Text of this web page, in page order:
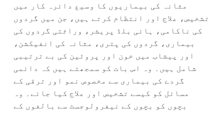
مثانہ کی بیماریوں کا وسیع دائرہ کار میں
تشخیص، علاج اور انتظام کرتے ہیں، جن میں گردوں
کی ناکامی، ہائی بلڈ پریشر، وراثتی گردوں کی
بیماری، گردوں کی پتری، مثانہ کی انفیکشن،
اور پیشاب میں خون اور پروٹین کی بے ترتیبی
شامل ہیں۔ وہ اس بات کو سمجھتے ہیں کہ دائمی
گردے کی بیماری سے مخصوص نمو اور ترقی کے
مسائل کو کیسے تشخیص اور علاج کیا جائے۔ وہ
بچوں کو بچوں کے نیفرولوجسٹ سے بالغوں کے